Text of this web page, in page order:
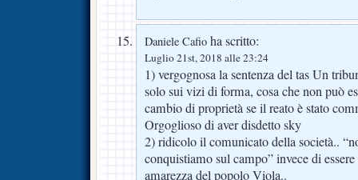
Daniele Cafio ha scritto:
Luglio 21st, 2018 alle 23:24
1) vergognosa la sentenza del tas Un
solo sui vizi di forma, cosa che non può
cambio di proprietà se il reato è stato
Orgoglioso di aver disdetto sky
2) ridicolo il comunicato della società..
conquistiamo sul campo” invece di
amarezza del popolo Viola..